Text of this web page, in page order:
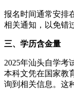
报名时间通常安排
相关通知，以免错
三、学历含金量
2025年汕头自学考
本科文凭在国家教
询到相关信息。这